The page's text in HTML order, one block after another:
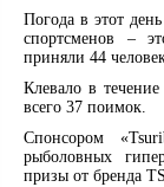
Погода в этот
спортсменов –
приняли 44
Клевало в
всего 37 поимок.
Спонсором
рыболовных
призы от бренда